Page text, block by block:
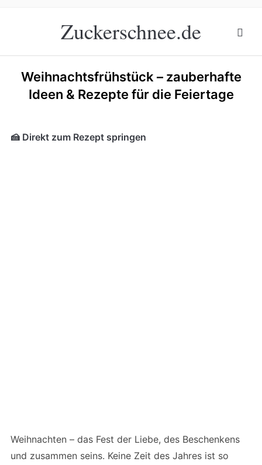
Zuckerschnee.de
Weihnachtsfrühstück – zauberhafte
Ideen & Rezepte für die Feiertage
🍰 Direkt zum Rezept springen
Weihnachten – das Fest der Liebe, des Beschenkens
und zusammen seins. Keine Zeit des Jahres ist so